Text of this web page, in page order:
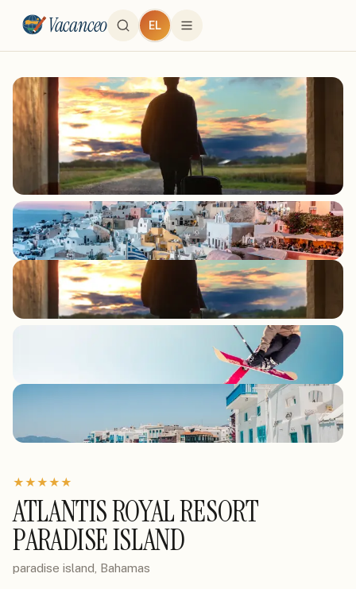
Vacanceo EL
★★★★★
ATLANTIS ROYAL RESORT
PARADISE ISLAND
paradise island, Bahamas